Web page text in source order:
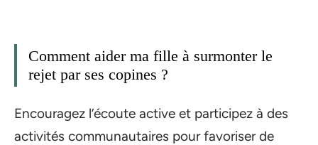
Comment aider ma fille à surmonter le
rejet par ses copines ?
Encouragez l’écoute active et participez à des
activités communautaires pour favoriser de